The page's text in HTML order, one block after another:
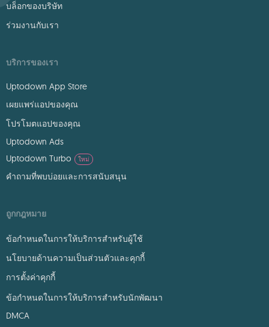
บล็อกของบริษัท
ร่วมงานกับเรา
บริการของเรา
Uptodown App Store
เผยแพร่แอปของคุณ
โปรโมตแอปของคุณ
Uptodown Ads
Uptodown Turbo
ใหม่
คำถามที่พบบ่อยและการสนับสนุน
ถูกกฎหมาย
ข้อกำหนดในการให้บริการสำหรับผู้ใช้
นโยบายด้านความเป็นส่วนตัวและคุกกี้
การตั้งค่าคุกกี้
ข้อกำหนดในการให้บริการสำหรับนักพัฒนา
DMCA